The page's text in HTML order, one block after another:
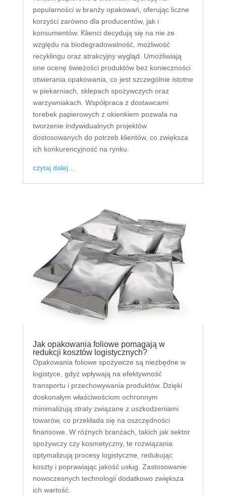
popularności w branży opakowań, oferując liczne
korzyści zarówno dla producentów, jak i
konsumentów. Klienci decydują się na nie ze
względu na biodegradowalność, możliwość
recyklingu oraz atrakcyjny wygląd. Umożliwiają
one ocenę świeżości produktów bez konieczności
otwierania opakowania, co jest szczególnie istotne
w piekarniach, sklepach spożywczych oraz
warzywniakach. Współpraca z dostawcami
torebek papierowych z okienkiem pozwala na
tworzenie indywidualnych projektów
dostosowanych do potrzeb klientów, co zwiększa
ich konkurencyjność na rynku.
czytaj dalej…
Jak opakowania foliowe pomagają w
redukcji kosztów logistycznych?
Opakowania foliowe spożywcze są niezbędne w
logistyce, gdyż wpływają na efektywność
transportu i przechowywania produktów. Dzięki
doskonałym właściwościom ochronnym
minimalizują straty związane z uszkodzeniami
towarów, co przekłada się na oszczędności
finansowe. W różnych branżach, takich jak sektor
spożywczy czy kosmetyczny, te rozwiązania
optymalizują procesy logistyczne, redukując
koszty i poprawiając jakość usług. Zastosowanie
nowoczesnych technologii dodatkowo zwiększa
ich wartość.